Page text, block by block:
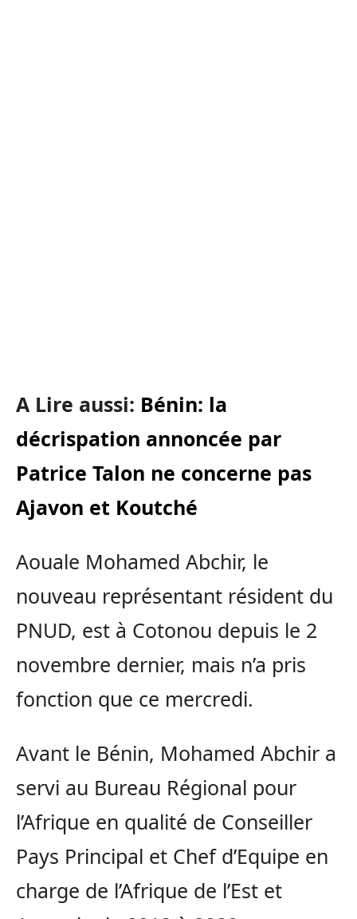
A Lire aussi: Bénin: la
décrispation annoncée par
Patrice Talon ne concerne pas
Ajavon et Koutché
Aouale Mohamed Abchir, le
nouveau représentant résident du
PNUD, est à Cotonou depuis le 2
novembre dernier, mais n’a pris
fonction que ce mercredi.
Avant le Bénin, Mohamed Abchir a
servi au Bureau Régional pour
l’Afrique en qualité de Conseiller
Pays Principal et Chef d’Equipe en
charge de l’Afrique de l’Est et